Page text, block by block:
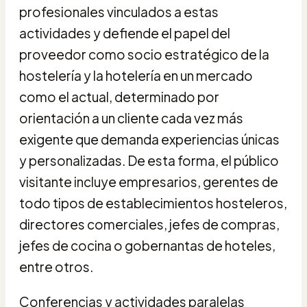
profesionales vinculados a estas
actividades y defiende el papel del
proveedor como socio estratégico de la
hostelería y la hotelería en un mercado
como el actual, determinado por
orientación a un cliente cada vez más
exigente que demanda experiencias únicas
y personalizadas. De esta forma, el público
visitante incluye empresarios, gerentes de
todo tipos de establecimientos hosteleros,
directores comerciales, jefes de compras,
jefes de cocina o gobernantas de hoteles,
entre otros.
Conferencias y actividades paralelas